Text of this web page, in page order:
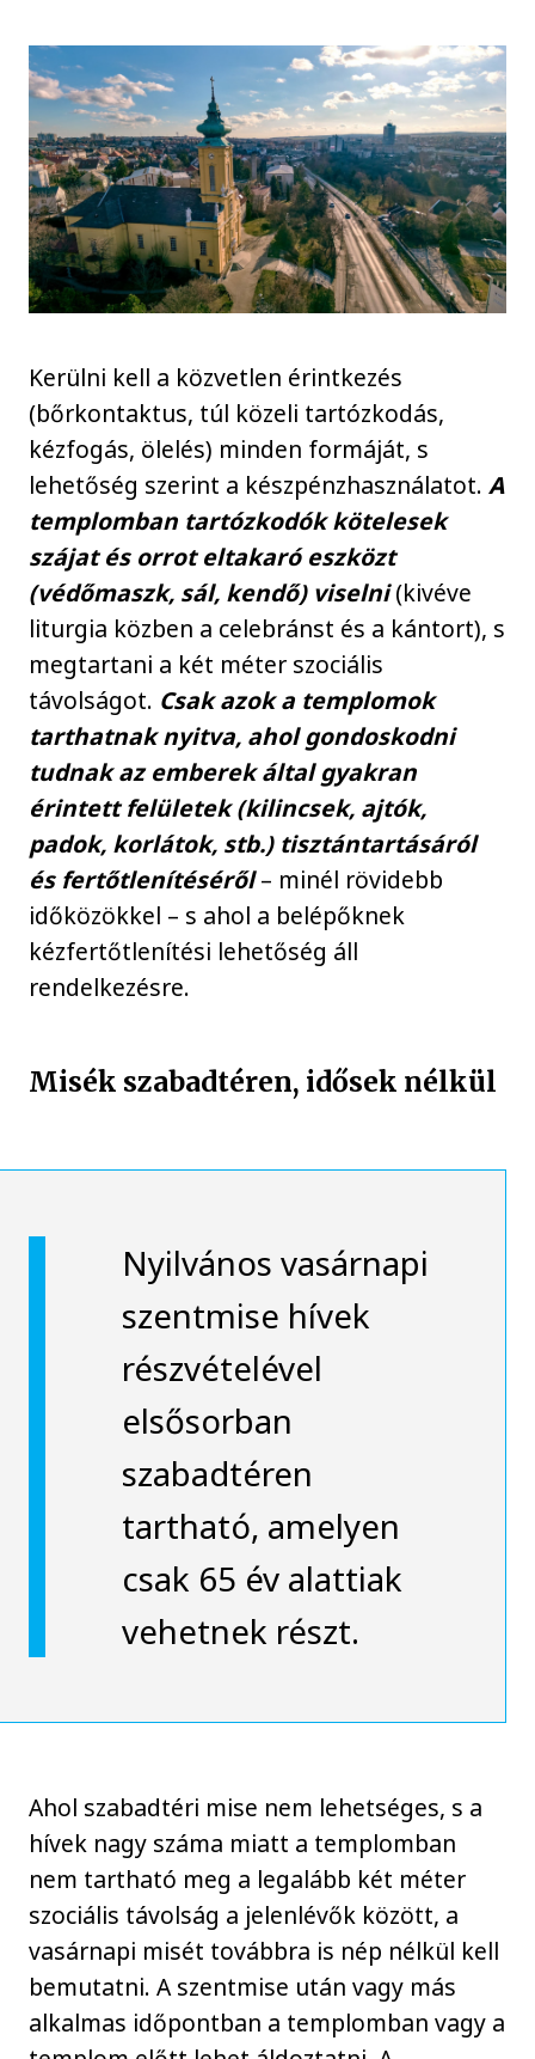
Kerülni kell a közvetlen érintkezés
(bőrkontaktus, túl közeli tartózkodás,
kézfogás, ölelés) minden formáját, s
lehetőség szerint a készpénzhasználatot.A
templomban tartózkodók kötelesek
szájat és orrot eltakaró eszközt
(védőmaszk, sál, kendő) viselni(kivéve
liturgia közben a celebránst és a kántort), s
megtartani a két méter szociális
távolságot. Csak azok a templomok
tarthatnak nyitva, ahol gondoskodni
tudnak az emberek által gyakran
érintett felületek (kilincsek, ajtók,
padok, korlátok, stb.) tisztántartásáról
és fertőtlenítéséről– minél rövidebb
időközökkel – s ahol a belépőknek
kézfertőtlenítési lehetőség áll
rendelkezésre.
Misék szabadtéren, idősek nélkül
Nyilvános vasárnapi
szentmise hívek
részvételével
elsősorban
szabadtéren
tartható, amelyen
csak 65 év alattiak
vehetnek részt.
Ahol szabadtéri mise nem lehetséges, s a
hívek nagy száma miatt a templomban
nem tartható meg a legalább két méter
szociális távolság a jelenlévők között, a
vasárnapi misét továbbra is nép nélkül kell
bemutatni. A szentmise után vagy más
alkalmas időpontban a templomban vagy a